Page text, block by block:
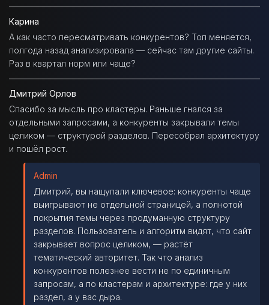
Карина
А как часто пересматривать конкурентов? Топ меняется,
полгода назад анализировала — сейчас там другие сайты.
Раз в квартал норм или чаще?
Дмитрий Орлов
Спасибо за мысль про кластеры. Раньше гнался за
отдельными запросами, а конкуренты закрывали темы
целиком — структурой разделов. Пересобрал архитектуру
и пошёл рост.
Admin
Дмитрий, вы нащупали ключевое: конкуренты чаще
выигрывают не отдельной страницей, а полнотой
покрытия темы через продуманную структуру
разделов. Пользователь и алгоритм видят, что сайт
закрывает вопрос целиком, — растёт
тематический авторитет. Так что анализ
конкурентов полезнее вести не по единичным
запросам, а по кластерам и архитектуре: где у них
раздел, а у вас дыра.